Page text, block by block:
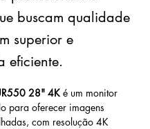
buscam qualidade
superior e
eficiente.
28" 4K é um monitor
para oferecer imagens
com resolução 4K